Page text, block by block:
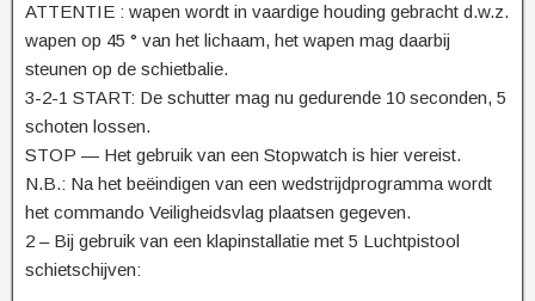
ATTENTIE : wapen wordt in vaardige houding gebracht d.w.z.
wapen op 45 ° van het lichaam, het wapen mag daarbij
steunen op de schietbalie.
3-2-1 START: De schutter mag nu gedurende 10 seconden, 5
schoten lossen.
STOP — Het gebruik van een Stopwatch is hier vereist.
N.B.: Na het beëindigen van een wedstrijdprogramma wordt
het commando Veiligheidsvlag plaatsen gegeven.
2 – Bij gebruik van een klapinstallatie met 5 Luchtpistool
schietschijven: